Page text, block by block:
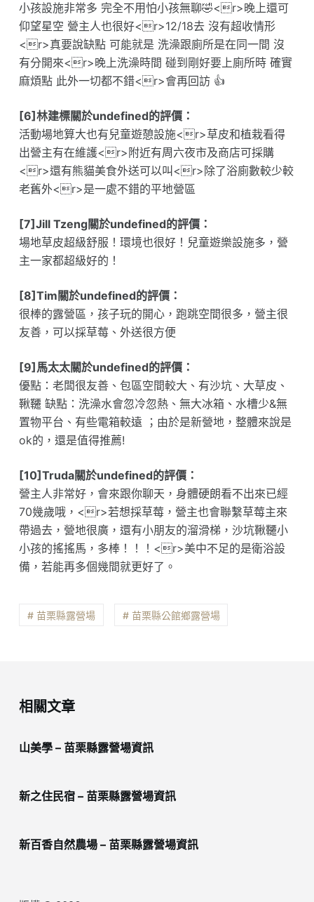
小孩設施非常多 完全不用怕小孩無聊🤣<r>晚上還可
仰望星空 營主人也很好<r>12/18去 沒有超收情形
<r>真要說缺點 可能就是 洗澡跟廁所是在同一間 沒
有分開來<r>晚上洗澡時間 碰到剛好要上廁所時 確實
麻煩點 此外一切都不錯<r>會再回訪 👍
[6]林建標關於undefined的評價：
活動場地算大也有兒童遊憩設施<r>草皮和植栽看得
出營主有在維護<r>附近有周六夜市及商店可採購
<r>還有熊貓美食外送可以叫<r>除了浴廁數較少較
老舊外<r>是一處不錯的平地營區
[7]Jill Tzeng關於undefined的評價：
場地草皮超級舒服！環境也很好！兒童遊樂設施多，營
主一家都超級好的！
[8]Tim關於undefined的評價：
很棒的露營區，孩子玩的開心，跑跳空間很多，營主很
友善，可以採草莓、外送很方便
[9]馬太太關於undefined的評價：
優點：老闆很友善、包區空間較大、有沙坑、大草皮、
鞦韆 缺點：洗澡水會忽冷忽熱、無大冰箱、水槽少&無
置物平台、有些電箱較遠 ；由於是新營地，整體來說是
ok的，還是值得推薦!
[10]Truda關於undefined的評價：
營主人非常好，會來跟你聊天，身體硬朗看不出來已經
70幾歲哦，<r>若想採草莓，營主也會聯繫草莓主來
帶過去，營地很廣，還有小朋友的溜滑梯，沙坑鞦韆小
小孩的搖搖馬，多棒！！！<r>美中不足的是衛浴設
備，若能再多個幾間就更好了。
# 苗栗縣露營場 # 苗栗縣公館鄉露營場
相關文章
山美學 – 苗栗縣露營場資訊
新之住民宿 – 苗栗縣露營場資訊
新百香自然農場 – 苗栗縣露營場資訊